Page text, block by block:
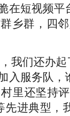
在短视频
乡群，四
我们还办起
入服务队，
里还坚持
先进典型，